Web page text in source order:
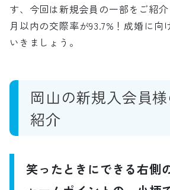
す、今回は新規会員の一部をご紹
月以内の交際率が93.7%！成婚に向
いきましょう。
岡山の新規入会員
紹介
笑ったときにできる右側